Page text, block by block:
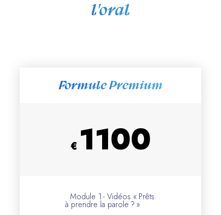
l'oral
Formule Premium
€ 1100
Module 1 - Vidéos « Prêts
à prendre la parole ? »